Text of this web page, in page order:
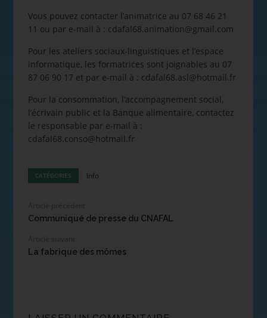
Vous pouvez contacter l’animatrice au 07 68 46 21
11 ou par e-mail à : cdafal68.animation@gmail.com
Pour les ateliers sociaux-linguistiques et l’espace
informatique, les formatrices sont joignables au 07
87 06 90 17 et par e-mail à : cdafal68.asl@hotmail.fr
Pour la consommation, l’accompagnement social,
l’écrivain public et la Banque alimentaire, contactez
le responsable par e-mail à :
cdafal68.conso@hotmail.fr
CATÉGORIES Info
Communiqué de presse du CNAFAL
La fabrique des mômes